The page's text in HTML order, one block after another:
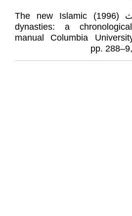
كليفورد إدموند بوزورث (1996) The new Islamic
dynasties: a
manual Columbia
pp.